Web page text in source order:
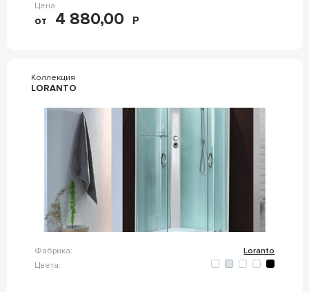
Цена
от 4 880,00 Р
Коллекция
LORANTO
Фабрика:
Loranto
Цвета: